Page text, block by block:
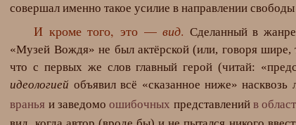
совершал именно такое усилие в направлении
И кроме того, это —вид. Сделанный в
«Музей Вождя» не был актёрской (или, говоря
что с первых же слов главный герой (читай:
идеологией объявил всё «сказанное ниже»
вранья и заведомоошибочных представлений в